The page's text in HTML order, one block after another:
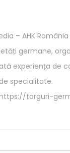
– AHK
germane,
experiența de
specialitate.
targuri-